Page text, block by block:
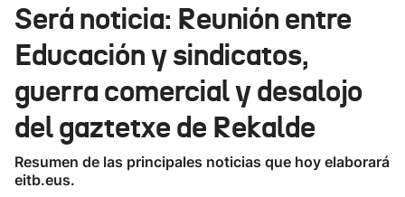
Ikusmiran
Eguraldia
Será noticia: Reunión entre
Educación y sindicatos,
guerra comercial y desalojo
del gaztetxe de Rekalde
Resumen de las principales noticias que hoy elaborará
eitb.eus.